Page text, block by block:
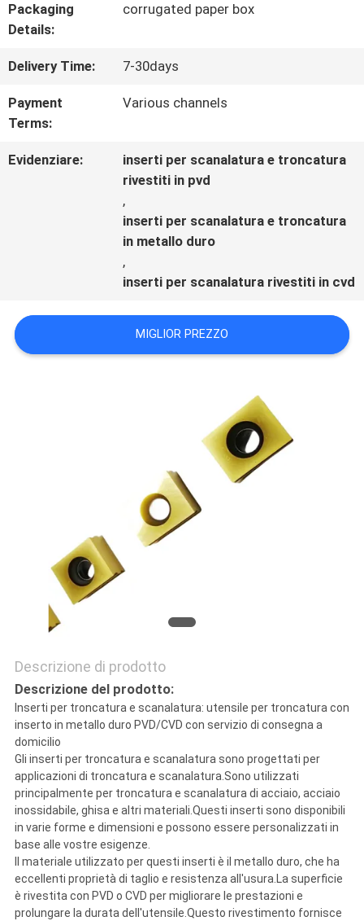
DI
QUALITÀ
CONTATTACI
Packaging
Details:
corrugated paper box
Delivery Time: 7-30days
Payment
Terms:
Various channels
Evidenziare:
inserti per scanalatura e troncatura
rivestiti in pvd
,
inserti per scanalatura e troncatura
in metallo duro
,
inserti per scanalatura rivestiti in cvd
MIGLIOR PREZZO
Descrizione di prodotto
Descrizione del prodotto:
Inserti per troncatura e scanalatura: utensile per troncatura con
inserto in metallo duro PVD/CVD con servizio di consegna a
domicilio
Gli inserti per troncatura e scanalatura sono progettati per
applicazioni di troncatura e scanalatura.Sono utilizzati
principalmente per troncatura e scanalatura di acciaio, acciaio
inossidabile, ghisa e altri materiali.Questi inserti sono disponibili
in varie forme e dimensioni e possono essere personalizzati in
base alle vostre esigenze.
Il materiale utilizzato per questi inserti è il metallo duro, che ha
eccellenti proprietà di taglio e resistenza all'usura.La superficie
è rivestita con PVD o CVD per migliorare le prestazioni e
prolungare la durata dell'utensile.Questo rivestimento fornisce